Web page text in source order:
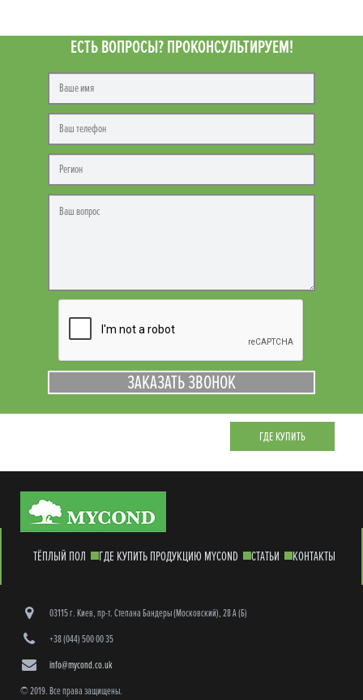
ЕСТЬ ВОПРОСЫ? ПРОКОНСУЛЬТИРУЕМ!
ГДЕ КУПИТЬ
ТЁПЛЫЙ ПОЛ ГДЕ КУПИТЬ ПРОДУКЦИЮ MYCOND СТАТЬИ КОНТАКТЫ
03115 г. Киев, пр-т. Степана Бандеры (Московский), 28 А (Б)
+38 (044) 500 00 35
info@mycond.co.uk
© 2019. Все права защищены.